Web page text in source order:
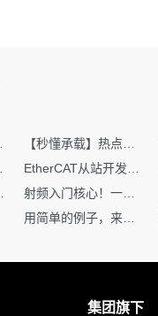
集团旗下